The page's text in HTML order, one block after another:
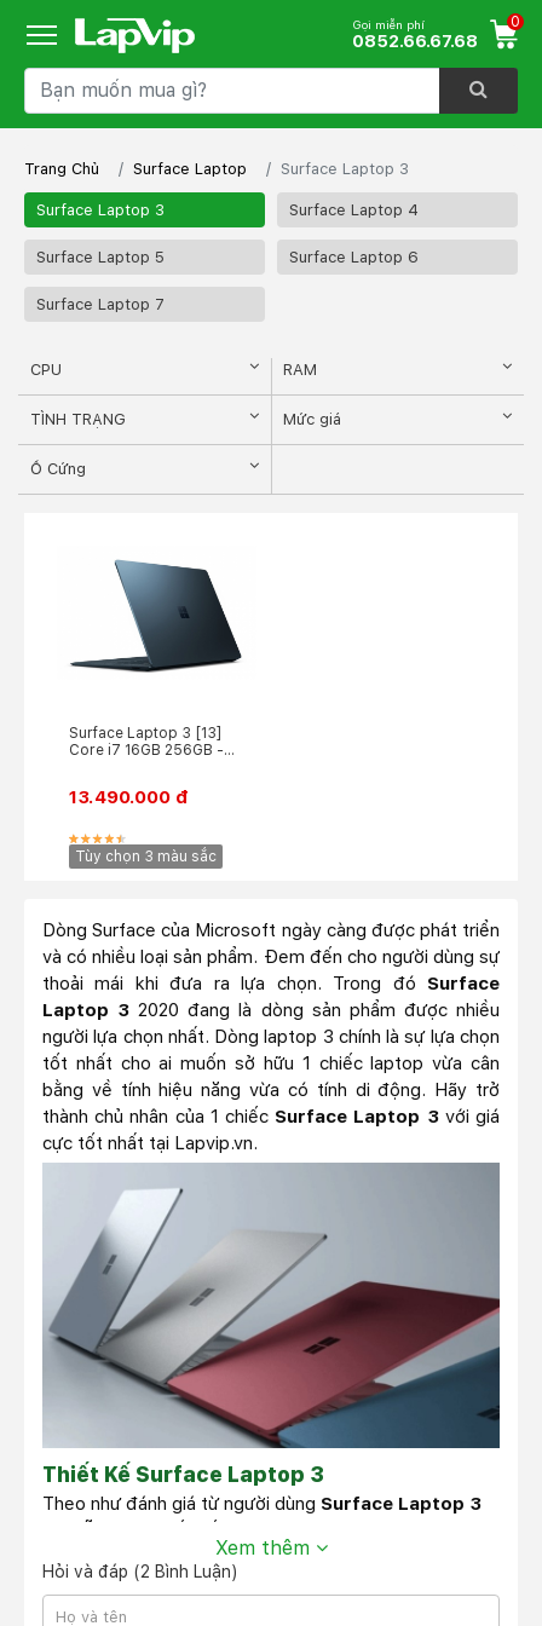
Gọi miễn phí
0852.66.67.68
0
Trang Chủ Surface Laptop Surface Laptop 3
Surface Laptop 3 Surface Laptop 4
Surface Laptop 5 Surface Laptop 6
Surface Laptop 7
CPU RAM
TÌNH TRẠNG Mức giá
Ổ Cứng
Surface Laptop 3 [13]
Core i7 16GB 256GB -
13.490.000 đ
Tùy chọn 3 màu sắc
Dòng Surface của Microsoft ngày càng được phát triển
và có nhiều loại sản phẩm. Đem đến cho người dùng sự
thoải mái khi đưa ra lựa chọn. Trong đó Surface
Laptop 3 2020 đang là dòng sản phẩm được nhiều
người lựa chọn nhất. Dòng laptop 3 chính là sự lựa chọn
tốt nhất cho ai muốn sở hữu 1 chiếc laptop vừa cân
bằng về tính hiệu năng vừa có tính di động. Hãy trở
thành chủ nhân của 1 chiếc Surface Laptop 3với giá
cực tốt nhất tại Lapvip.vn.
Thiết Kế Surface Laptop 3
Theo như đánh giá từ người dùng Surface Laptop 3
hữu 4 màu sắc: đen, vàng, bạc và xanh. Bàn phím được
làm từ kim loại cực kỳ tinh tế. Đặc biệt ở Laptop 3
người dùng có thể chọn thêm chất liệu vải Alcantara với
Xem thêm
Hỏi và đáp (2 Bình Luận)